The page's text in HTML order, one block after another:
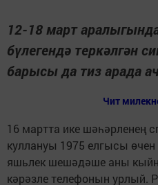
12-18 март
бүлегендә теркәлгән
барысы да тиз арада
Чит
16 мартта ике шәһәрленең
куллануы 1975 елгысы
яшьлек шешәдәше аны
кәрәзле телефонын урлый.